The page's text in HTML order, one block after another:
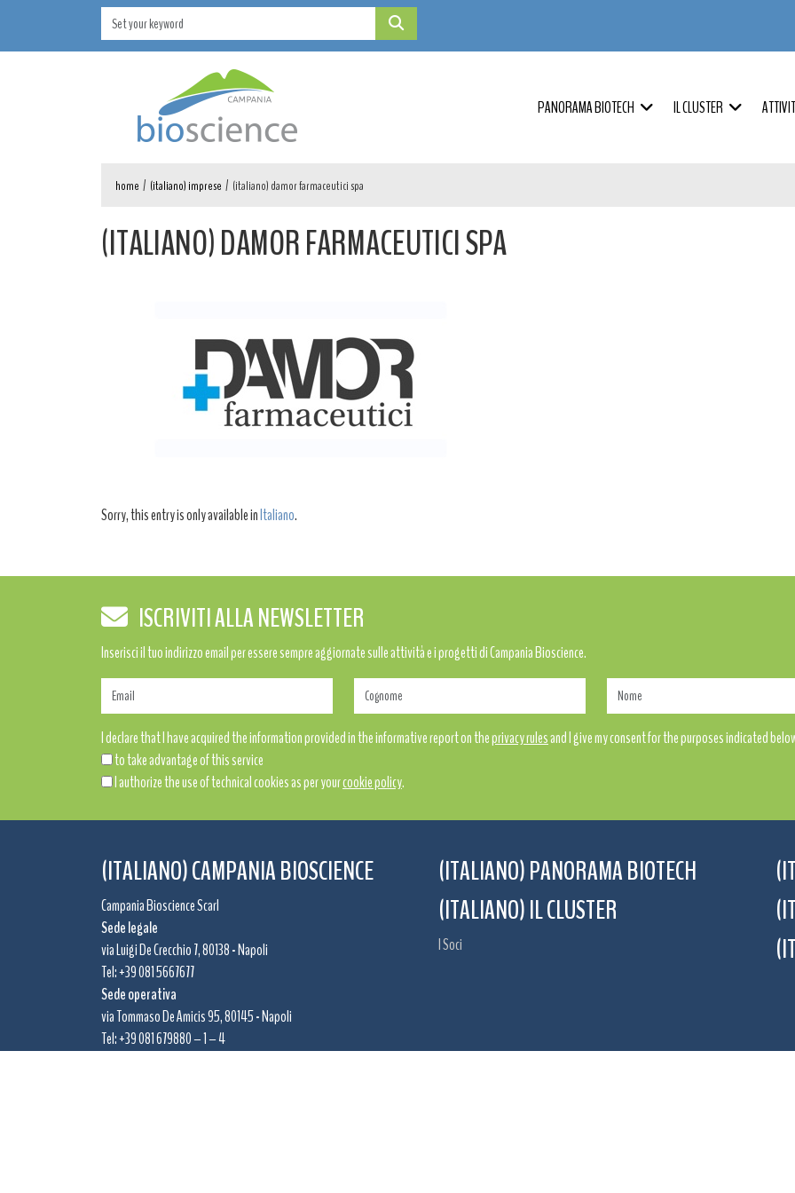
PANORAMA BIOTECH IL CLUSTER
home / (italiano) imprese / (italiano) damor farmaceutici spa
(ITALIANO) DAMOR FARMACEUTICI SPA
Sorry, this entry is only available inItaliano.
ISCRIVITI ALLA NEWSLETTER
Inserisci il tuo indirizzo email per essere sempre aggiornate sulle attività e i progetti di Campania Bioscience.
I declare that I have acquired the information provided in the informative report on theprivacy rulesand I give my consent for the purposes indicated
to take advantage of this service
I authorize the use of technical cookies as per yourcookie policy.
(ITALIANO) CAMPANIA BIOSCIENCE
Campania Bioscience Scarl
Sede legale
via Luigi De Crecchio 7, 80138 - Napoli
Tel: +39 081 5667677
Sede operativa
via Tommaso De Amicis 95, 80145 - Napoli
Tel: +39 081 679880 – 1 – 4
(ITALIANO) PANORAMA BIOTECH
(ITALIANO) IL CLUSTER
I Soci